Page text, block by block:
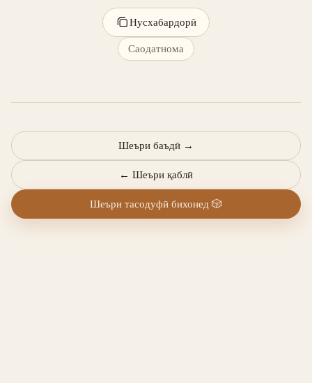
Нусхабардорӣ
Саодатнома
← Шеъри қаблӣ
Шеъри баъдӣ →
Шеъри тасодуфӣ бихонед 🎲